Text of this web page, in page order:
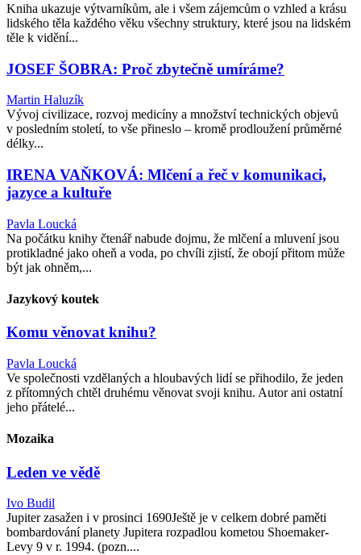
Kniha ukazuje výtvarníkům, ale i všem zájemcům o vzhled a krásu
lidského těla každého věku všechny struktury, které jsou na lidském
těle k vidění...
JOSEF ŠOBRA: Proč zbytečně umíráme?
Martin Haluzík
Vývoj civilizace, rozvoj medicíny a množství technických objevů
v posledním století, to vše přineslo – kromě prodloužení průměrné
délky...
IRENA VAŇKOVÁ: Mlčení a řeč v komunikaci,
jazyce a kultuře
Pavla Loucká
Na počátku knihy čtenář nabude dojmu, že mlčení a mluvení jsou
protikladné jako oheň a voda, po chvíli zjistí, že obojí přitom může
být jak ohněm,...
Jazykový koutek
Komu věnovat knihu?
Pavla Loucká
Ve společnosti vzdělaných a hloubavých lidí se přihodilo, že jeden
z přítomných chtěl druhému věnovat svoji knihu. Autor ani ostatní
jeho přátelé...
Mozaika
Leden ve vědě
Ivo Budil
Jupiter zasažen i v prosinci 1690Ještě je v celkem dobré paměti
bombardování planety Jupitera rozpadlou kometou Shoemaker-
Levy 9 v r. 1994. (pozn....